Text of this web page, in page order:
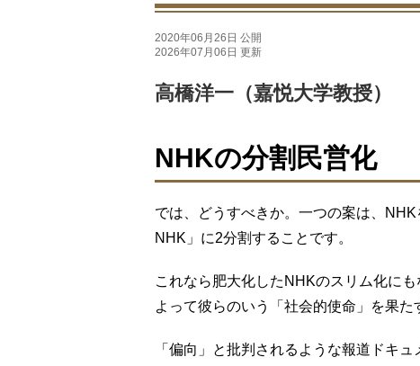
2020年06月26日 公開
2026年07月06日 更新
高橋洋一（嘉悦大学教授）
NHKの分割民営化
では、どうすべきか。一つの案は、
NHK」に2分割することです。
これなら肥大化したNHKのスリム化に
よって彼らのいう「社会的使命」を果た
「偏向」と批判されるような報道ドキ